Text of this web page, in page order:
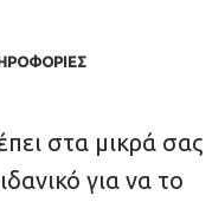
στα μικρά σας
για να το